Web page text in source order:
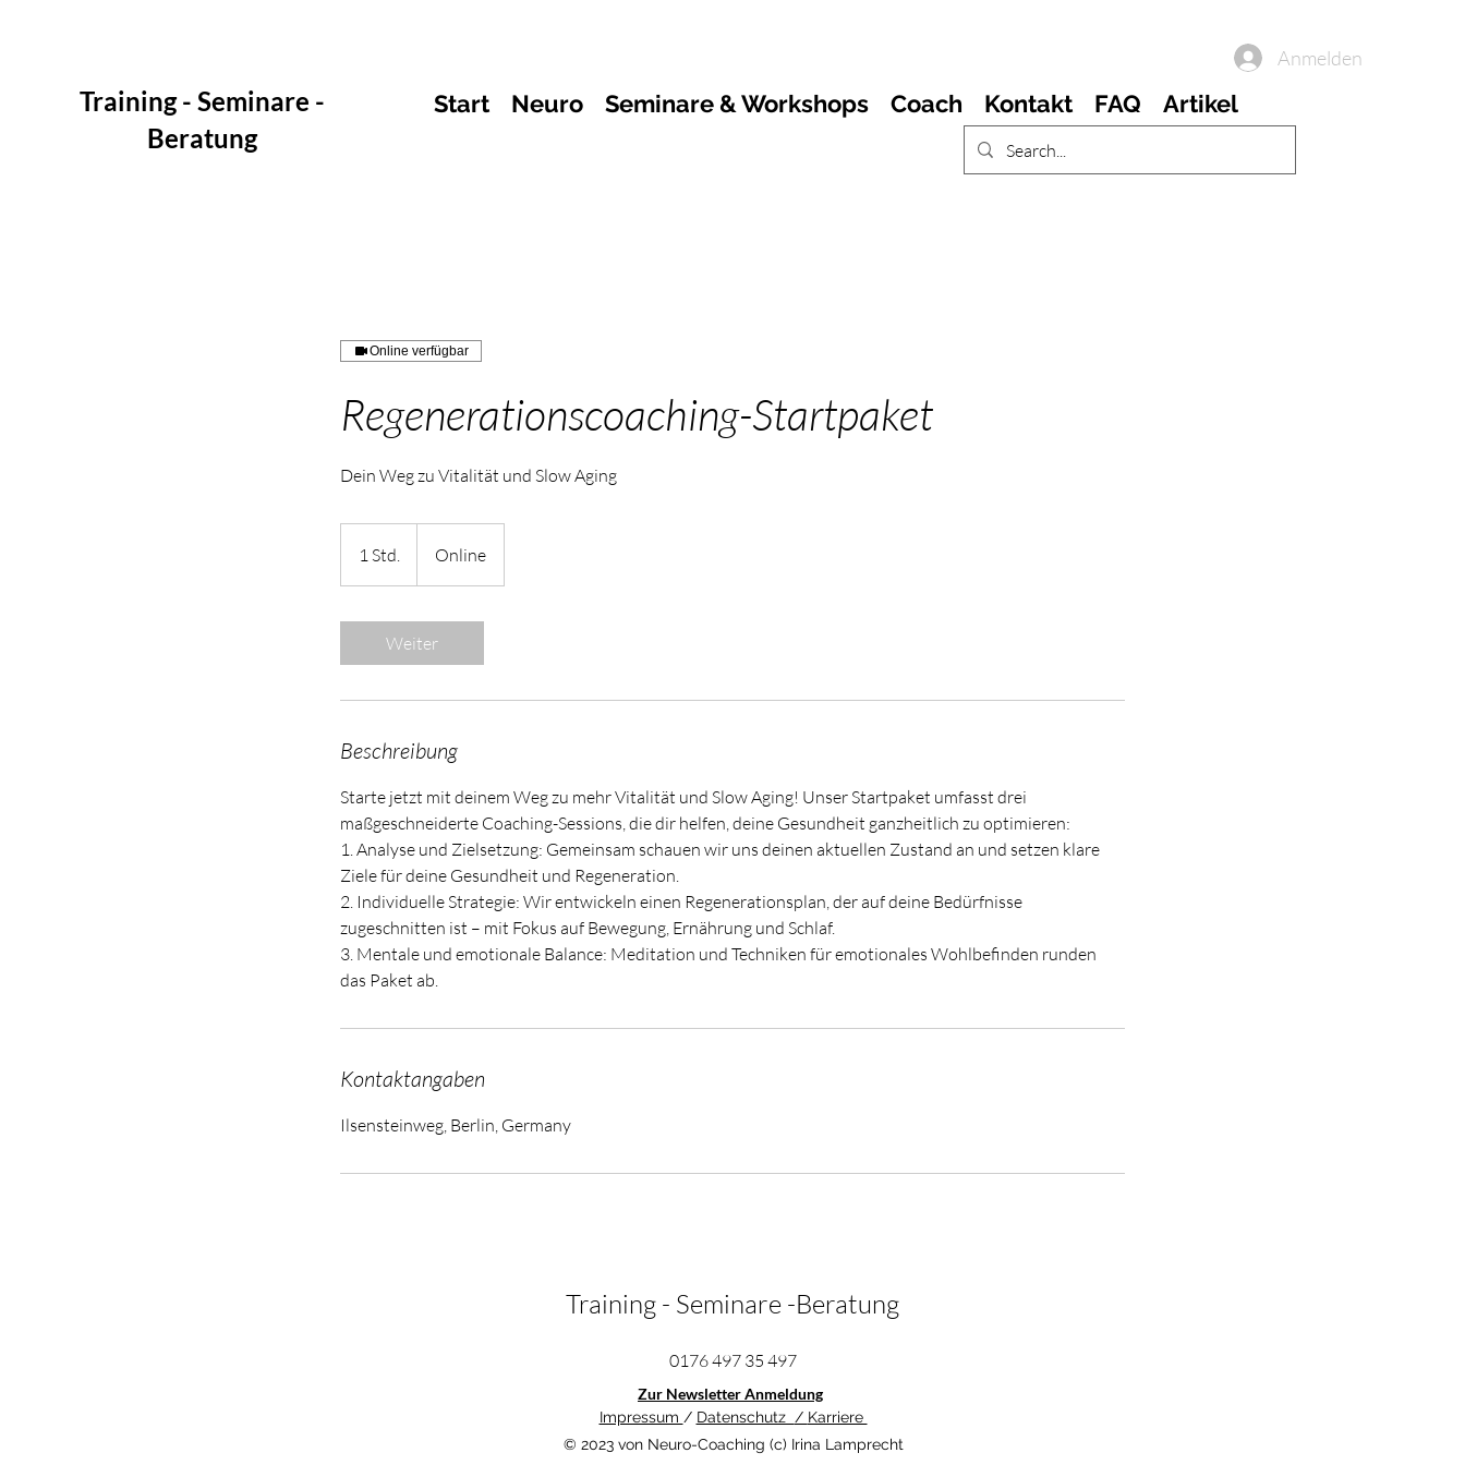
Training - Seminare -
Beratung
Anmelden
Start Neuro Seminare & Workshops Coach Kontakt FAQ Artikel
Online verfügbar
Regenerationscoaching-Startpaket
Dein Weg zu Vitalität und Slow Aging
1 Std.
S
d
Online
Weiter
Beschreibung
Starte jetzt mit deinem Weg zu mehr Vitalität und Slow Aging! Unser Startpaket umfasst drei
maßgeschneiderte Coaching-Sessions, die dir helfen, deine Gesundheit ganzheitlich zu optimieren:
1. Analyse und Zielsetzung: Gemeinsam schauen wir uns deinen aktuellen Zustand an und setzen klare
Ziele für deine Gesundheit und Regeneration.
2. Individuelle Strategie: Wir entwickeln einen Regenerationsplan, der auf deine Bedürfnisse
zugeschnitten ist – mit Fokus auf Bewegung, Ernährung und Schlaf.
3. Mentale und emotionale Balance: Meditation und Techniken für emotionales Wohlbefinden runden
Kontaktangaben
Ilsensteinweg, Berlin, Germany
Training - Seminare -Beratung
0176 497 35 497
Zur Newsletter Anmeldung
Impressum / Datenschutz / Karriere
© 2023 von Neuro-Coaching (c) Irina Lamprecht